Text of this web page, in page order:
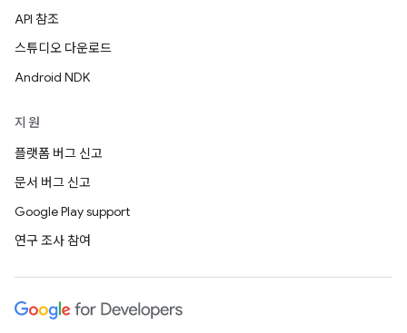
API 참조
스튜디오 다운로드
Android NDK
지원
플랫폼 버그 신고
문서 버그 신고
Google Play support
연구 조사 참여